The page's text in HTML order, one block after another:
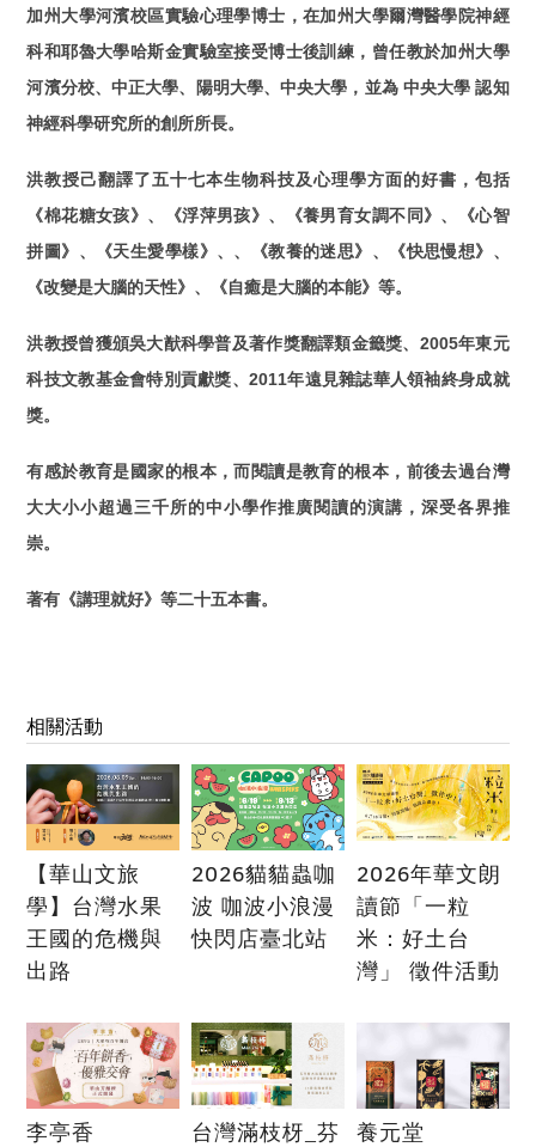
加州大學河濱校區實驗心理學博士，在加州大學爾灣醫學院神經
科和耶魯大學哈斯金實驗室接受博士後訓練，曾任教於加州大學
河濱分校、中正大學、陽明大學、中央大學，並為 中央大學 認知
神經科學研究所的創所所長。
洪教授己翻譯了五十七本生物科技及心理學方面的好書，包括
《棉花糖女孩》、《浮萍男孩》、《養男育女調不同》、《心智
拼圖》、《天生愛學樣》、、《教養的迷思》、《快思慢想》、
《改變是大腦的天性》、《自癒是大腦的本能》等。
洪教授曾獲頒吳大猷科學普及著作獎翻譯類金籤獎、2005年東元
科技文教基金會特別貢獻獎、2011年遠見雜誌華人領袖終身成就
獎。
有感於教育是國家的根本，而閱讀是教育的根本，前後去過台灣
大大小小超過三千所的中小學作推廣閱讀的演講，深受各界推
崇。
著有《講理就好》等二十五本書。
相關活動
【華山文旅
學】台灣水果
王國的危機與
出路
2026貓貓蟲咖
波 咖波小浪漫
快閃店臺北站
2026年華文朗
讀節「一粒
米：好土台
灣」 徵件活動
李亭香
台灣滿枝枒_芬
養元堂